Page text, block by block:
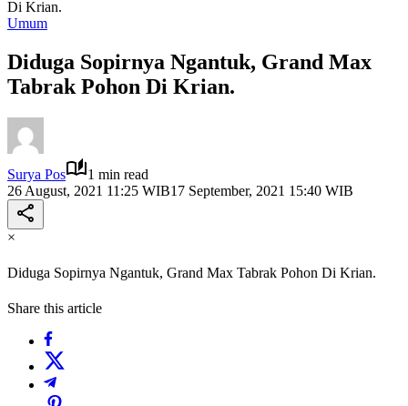
Di Krian.
Umum
Diduga Sopirnya Ngantuk, Grand Max
Tabrak Pohon Di Krian.
Surya Pos
1 min read
26 August, 2021 11:25 WIB17 September, 2021 15:40 WIB
×
Diduga Sopirnya Ngantuk, Grand Max Tabrak Pohon Di Krian.
Share this article